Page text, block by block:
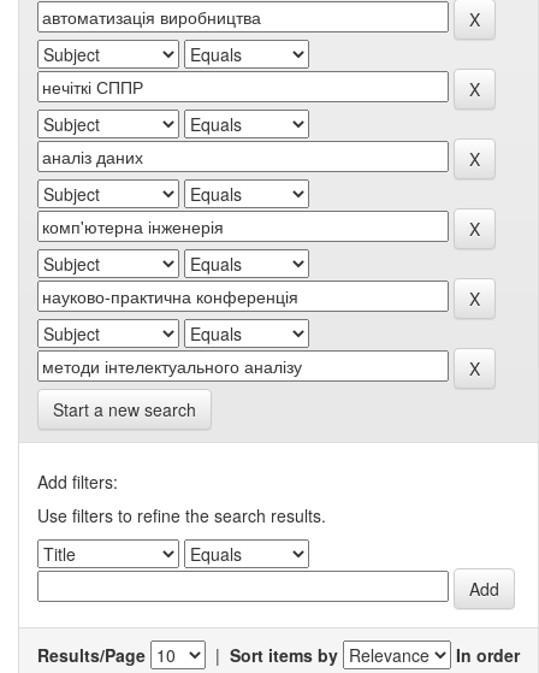
Start a new search
Add filters:
Use filters to refine the search results.
Results/Page | Sort items by
In order